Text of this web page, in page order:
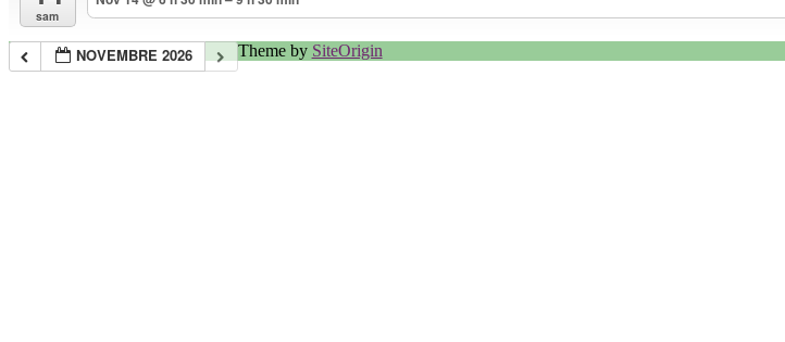
sam
NOVEMBRE 2026 Theme by SiteOrigin